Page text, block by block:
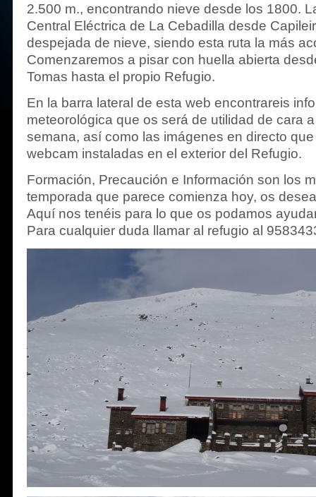
2.500 m., encontrando nieve desde los 1800.
Central Eléctrica de La Cebadilla desde
despejada de nieve, siendo esta ruta la más
Comenzaremos a pisar con huella abierta
Tomas hasta el propio Refugio.
En la barra lateral de esta web encontrareis
meteorológica que os será de utilidad de cara
semana, así como las imágenes en directo
webcam instaladas en el exterior del Refugio.
Formación, Precaución e Información son los
temporada que parece comienza hoy, os
Aquí nos tenéis para lo que os podamos
Para cualquier duda llamar al refugio al